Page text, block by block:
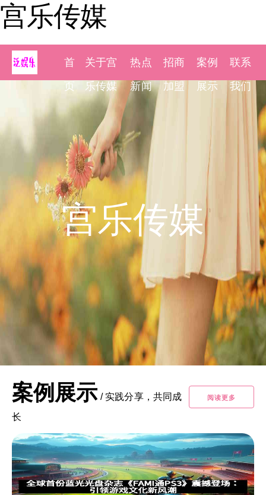
宫乐传媒
首
页
关于宫
乐传媒
热点
新闻
招商
加盟
案例
展示
联系
我们
宫乐传媒
案例展示 / 实践分享，共同成
长
阅读更多